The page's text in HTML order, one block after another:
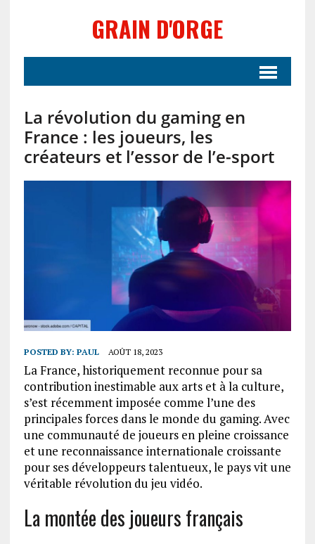
GRAIN D'ORGE
La révolution du gaming en
France : les joueurs, les
créateurs et l’essor de l’e-sport
POSTED BY: PAUL AOÛT 18, 2023
La France, historiquement reconnue pour sa
contribution inestimable aux arts et à la culture,
s’est récemment imposée comme l’une des
principales forces dans le monde du gaming. Avec
une communauté de joueurs en pleine croissance
et une reconnaissance internationale croissante
pour ses développeurs talentueux, le pays vit une
véritable révolution du jeu vidéo.
La montée des joueurs français